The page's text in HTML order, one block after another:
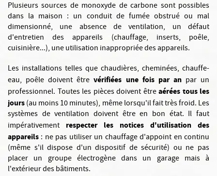
Plusieurs sources de monoxyde de carbone sont possibles
dans la maison : un conduit de fumée obstrué ou mal
dimensionné, une absence de ventilation, un défaut
d'entretien des appareils (chauffage, inserts, poêle,
cuisinière...), une utilisation inappropriée des appareils.
Les installations telles que chaudières, cheminées, chauffe-
eau, poêle doivent êtrevérifiées une fois par anpar un
professionnel. Toutes les pièces doivent êtreaérées tous les
jours(au moins 10 minutes), même lorsqu'il fait très froid. Les
systèmes de ventilation doivent être en bon état. Il faut
impérativement
respecter les notices d'utilisation des
appareils : ne pas utiliser un chauffage d'appoint en continu
(même s'il dispose d'un dispositif de sécurité) ou ne pas
placer un groupe électrogène dans un garage mais à
l'extérieur des bâtiments.